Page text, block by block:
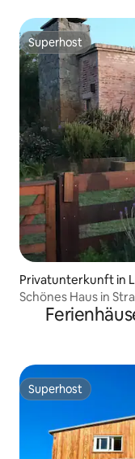
Superhost
Superhost
Privatunterkunft in
Schönes Haus in
Superhost
Superhost